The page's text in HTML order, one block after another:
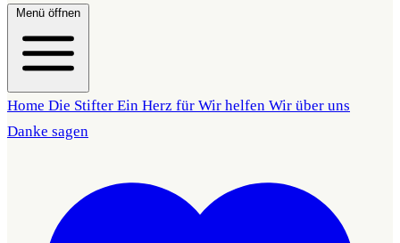
Menü öffnen
Home Die Stifter Ein Herz für Wir helfen Wir über uns
Danke sagen